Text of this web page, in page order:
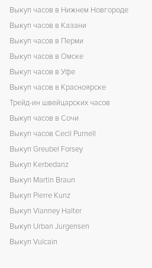
Выкуп часов в Нижнем Новгороде
Выкуп часов в Казани
Выкуп часов в Перми
Выкуп часов в Омске
Выкуп часов в Уфе
Выкуп часов в Красноярске
Трейд-ин швейцарских часов
Выкуп часов в Сочи
Выкуп часов Cecil Purnell
Выкуп Greubel Forsey
Выкуп Kerbedanz
Выкуп Martin Braun
Выкуп Pierre Kunz
Выкуп Vianney Halter
Выкуп Urban Jurgensen
Выкуп Vulcain